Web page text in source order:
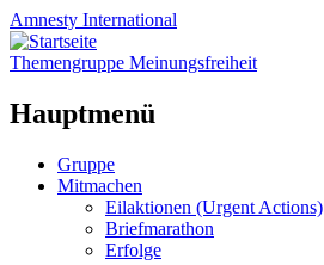
Amnesty International
Themengruppe Meinungsfreiheit
Hauptmenü
Zum
Inhalt
Gruppe
Mitmachen
Eilaktionen (Urgent Actions)
Briefmarathon
Erfolge